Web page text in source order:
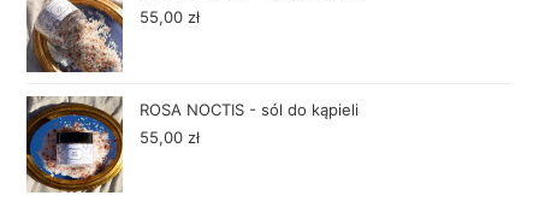
55,00 zł
ROSA NOCTIS - sól do kąpieli
55,00 zł